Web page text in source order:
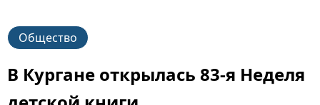
Общество
В Кургане открылась 83-я Неделя